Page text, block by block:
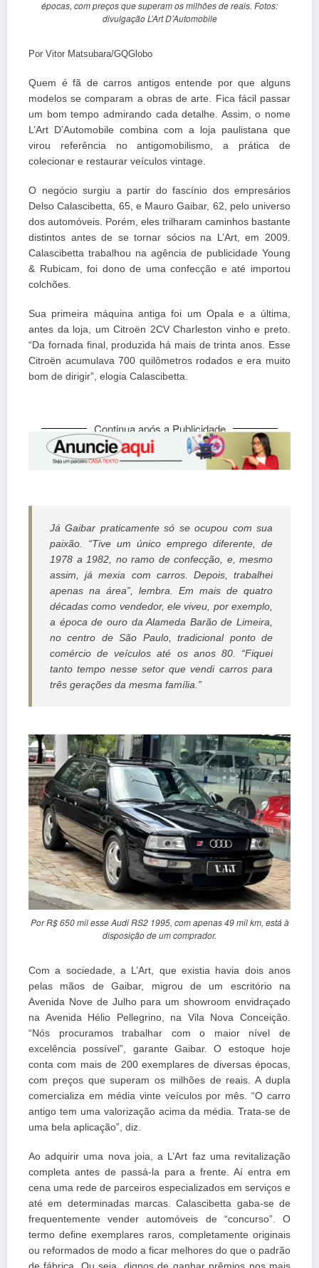
épocas, com preços que superam os milhões de reais. Fotos:
divulgação L’Art D’Automobile
Por Vitor Matsubara/GQGlobo
Quem é fã de carros antigos entende por que alguns
modelos se comparam a obras de arte. Fica fácil passar
um bom tempo admirando cada detalhe. Assim, o nome
L’Art D’Automobile combina com a loja paulistana que
virou referência no antigomobilismo, a prática de
colecionar e restaurar veículos vintage.
O negócio surgiu a partir do fascínio dos empresários
Delso Calascibetta, 65, e Mauro Gaibar, 62, pelo universo
dos automóveis. Porém, eles trilharam caminhos bastante
distintos antes de se tornar sócios na L’Art, em 2009.
Calascibetta trabalhou na agência de publicidade Young
& Rubicam, foi dono de uma confecção e até importou
colchões.
Sua primeira máquina antiga foi um Opala e a última,
antes da loja, um Citroën 2CV Charleston vinho e preto.
“Da fornada final, produzida há mais de trinta anos. Esse
Citroën acumulava 700 quilômetros rodados e era muito
bom de dirigir”, elogia Calascibetta.
Continua após a Publicidade
Já Gaibar praticamente só se ocupou com sua
paixão. “Tive um único emprego diferente, de
1978 a 1982, no ramo de confecção, e, mesmo
assim, já mexia com carros. Depois, trabalhei
apenas na área”, lembra. Em mais de quatro
décadas como vendedor, ele viveu, por exemplo,
a época de ouro da Alameda Barão de Limeira,
no centro de São Paulo, tradicional ponto de
comércio de veículos até os anos 80. “Fiquei
tanto tempo nesse setor que vendi carros para
três gerações da mesma família.”
Por R$ 650 mil esse Audi RS2 1995, com apenas 49 mil km, está à
disposição de um comprador.
Com a sociedade, a L’Art, que existia havia dois anos
pelas mãos de Gaibar, migrou de um escritório na
Avenida Nove de Julho para um showroom envidraçado
na Avenida Hélio Pellegrino, na Vila Nova Conceição.
“Nós procuramos trabalhar com o maior nível de
excelência possível”, garante Gaibar. O estoque hoje
conta com mais de 200 exemplares de diversas épocas,
com preços que superam os milhões de reais. A dupla
comercializa em média vinte veículos por mês. “O carro
antigo tem uma valorização acima da média. Trata-se de
uma bela aplicação”, diz.
Ao adquirir uma nova joia, a L’Art faz uma revitalização
completa antes de passá-la para a frente. Aí entra em
cena uma rede de parceiros especializados em serviços e
até em determinadas marcas. Calascibetta gaba-se de
frequentemente vender automóveis de “concurso”. O
termo define exemplares raros, completamente originais
ou reformados de modo a ficar melhores do que o padrão